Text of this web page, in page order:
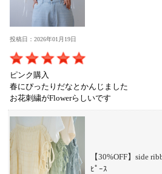
投稿日：2026年01月19日
ピンク購入
春にぴったりだなとかんじました
お花刺繍がFlowerらしいです
【30%OFF】side
ﾋﾟｰｽ